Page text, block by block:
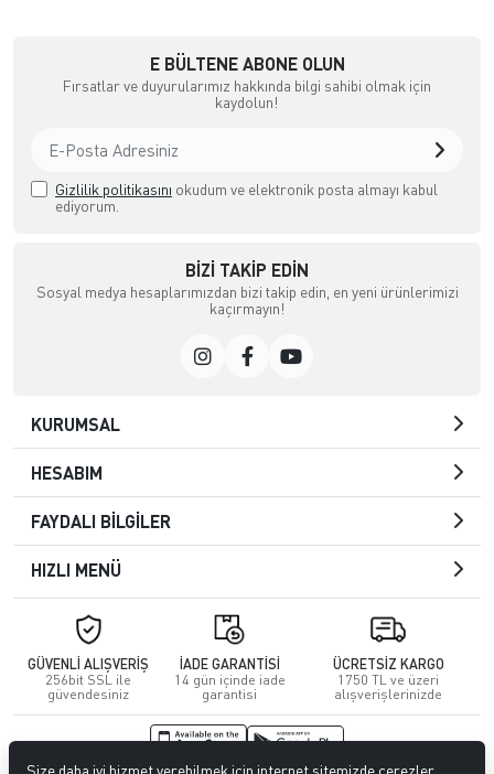
E BÜLTENE ABONE OLUN
Fırsatlar ve duyurularımız hakkında bilgi sahibi olmak için
kaydolun!
Gizlilik politikasını okudum ve elektronik posta almayı kabul
ediyorum.
BIZI TAKIP EDIN
Sosyal medya hesaplarımızdan bizi takip edin, en yeni ürünlerimizi
kaçırmayın!
KURUMSAL
HESABIM
FAYDALI BİLGİLER
HIZLI MENÜ
GÜVENLİ ALIŞVERİŞ
256bit SSL ile
güvendesiniz
İADE GARANTİSİ
14 gün içinde iade
garantisi
ÜCRETSİZ KARGO
1750 TL ve üzeri
alışverişlerinizde
Size daha iyi hizmet verebilmek için internet sitemizde çerezler